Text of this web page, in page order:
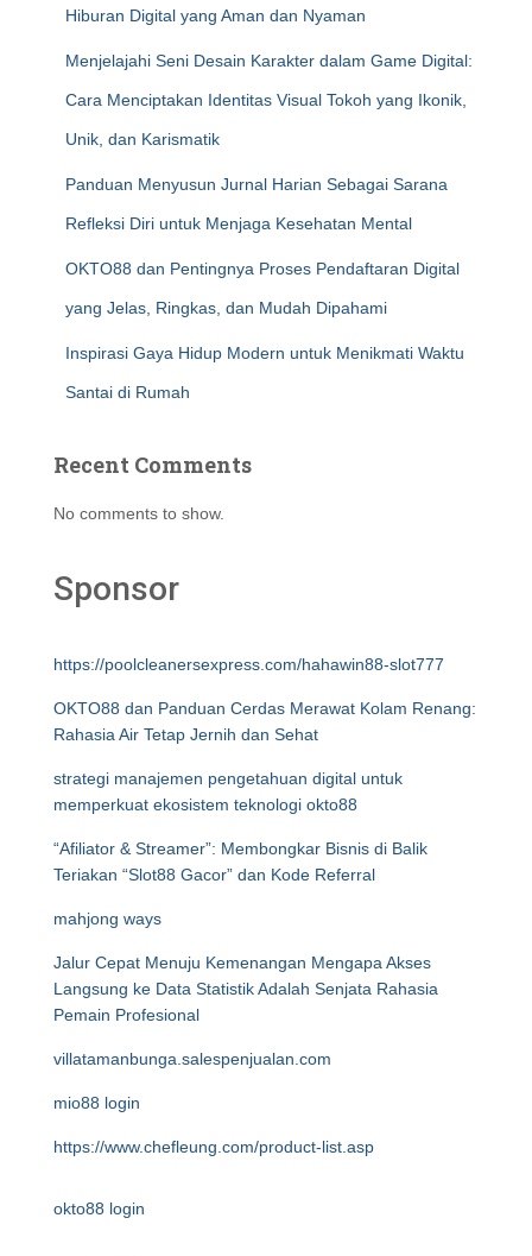
Hiburan Digital yang Aman dan Nyaman
Menjelajahi Seni Desain Karakter dalam Game Digital:
Cara Menciptakan Identitas Visual Tokoh yang Ikonik,
Unik, dan Karismatik
Panduan Menyusun Jurnal Harian Sebagai Sarana
Refleksi Diri untuk Menjaga Kesehatan Mental
OKTO88 dan Pentingnya Proses Pendaftaran Digital
yang Jelas, Ringkas, dan Mudah Dipahami
Inspirasi Gaya Hidup Modern untuk Menikmati Waktu
Santai di Rumah
Recent Comments
No comments to show.
Sponsor
https://poolcleanersexpress.com/hahawin88-slot777
OKTO88 dan Panduan Cerdas Merawat Kolam Renang:
Rahasia Air Tetap Jernih dan Sehat
strategi manajemen pengetahuan digital untuk
memperkuat ekosistem teknologi okto88
“Afiliator & Streamer”: Membongkar Bisnis di Balik
Teriakan “Slot88 Gacor” dan Kode Referral
mahjong ways
Jalur Cepat Menuju Kemenangan Mengapa Akses
Langsung ke Data Statistik Adalah Senjata Rahasia
Pemain Profesional
villatamanbunga.salespenjualan.com
mio88 login
https://www.chefleung.com/product-list.asp
okto88 login